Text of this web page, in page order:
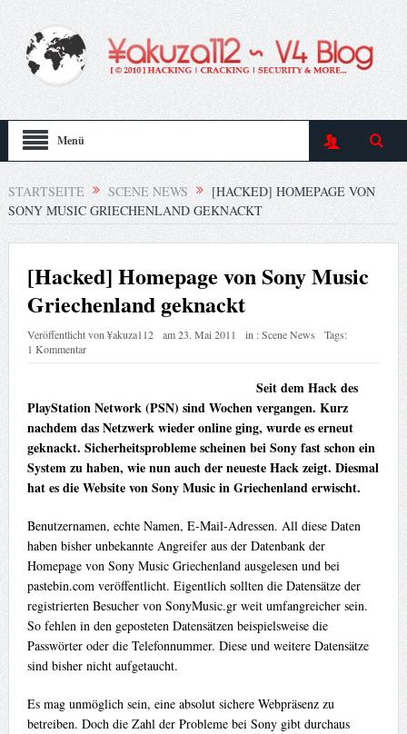
Menü
STARTSEITE SCENE NEWS
[HACKED] HOMEPAGE VON
SONY MUSIC GRIECHENLAND GEKNACKT
[Hacked] Homepage von Sony Music
Griechenland geknackt
Veröffentlicht von¥akuza112 am23. Mai 2011 in :Scene News
Tags:
1 Kommentar
Seit dem Hack des
PlayStation Network (PSN) sind Wochen vergangen. Kurz
nachdem das Netzwerk wieder online ging, wurde es erneut
geknackt. Sicherheitsprobleme scheinen bei Sony fast schon ein
System zu haben, wie nun auch der neueste Hack zeigt. Diesmal
hat es die Website von Sony Music in Griechenland erwischt.
Benutzernamen, echte Namen, E-Mail-Adressen. All diese Daten
haben bisher unbekannte Angreifer aus der Datenbank der
Homepage von Sony Music Griechenland ausgelesen und bei
pastebin.com veröffentlicht. Eigentlich sollten die Datensätze der
registrierten Besucher von SonyMusic.gr weit umfangreicher sein.
So fehlen in den geposteten Datensätzen beispielsweise die
Passwörter oder die Telefonnummer. Diese und weitere Datensätze
sind bisher nicht aufgetaucht.
Es mag unmöglich sein, eine absolut sichere Webpräsenz zu
betreiben. Doch die Zahl der Probleme bei Sony gibt durchaus